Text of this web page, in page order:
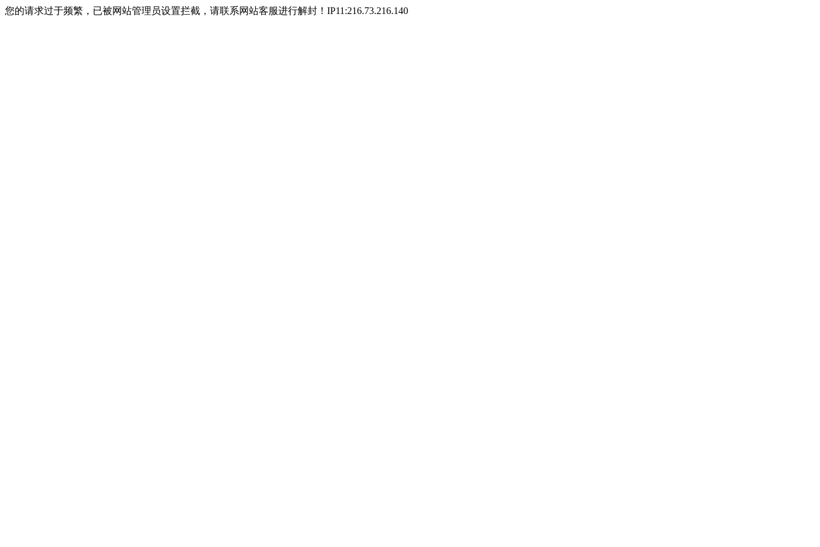
您的请求过于频繁，已被网站管理员设置拦截，请联系网站客服进行解封！IP11:216.73.216.140